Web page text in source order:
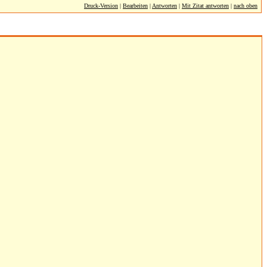
Druck-Version | Bearbeiten | Antworten | Mit Zitat antworten | nach oben